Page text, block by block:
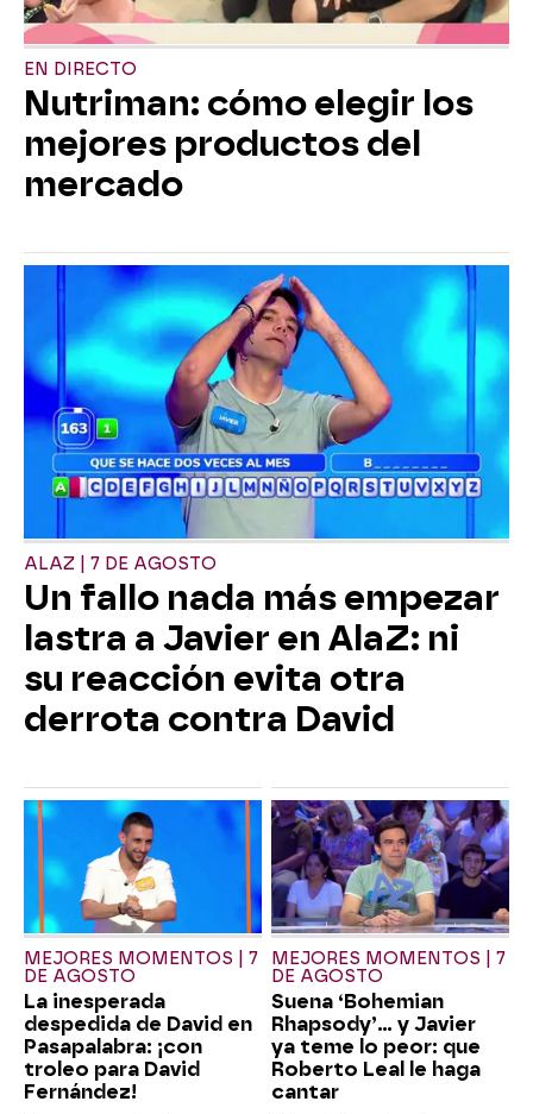
EN DIRECTO
Nutriman: cómo elegir los
mejores productos del
mercado
ALAZ | 7 DE AGOSTO
Un fallo nada más empezar
lastra a Javier en AlaZ: ni
su reacción evita otra
derrota contra David
MEJORES MOMENTOS | 7
DE AGOSTO
La inesperada
despedida de David en
Pasapalabra: ¡con
troleo para David
Fernández!
MEJORES MOMENTOS | 7
DE AGOSTO
Suena ‘Bohemian
Rhapsody’... y Javier
ya teme lo peor: que
Roberto Leal le haga
cantar